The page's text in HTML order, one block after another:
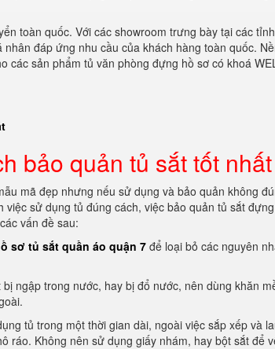
toàn quốc. Với các showroom trưng bày tại các
đáp ứng nhu cầu của khách hàng toàn quốc.
các sản phẩm tủ văn phòng đựng hồ sơ có khoá
bảo quản tủ sắt tốt nhất
mã đẹp nhưng nếu sử dụng và bảo quản không
việc sử dụng tủ đúng cách, việc bảo quản tủ sắt
vấn đề sau:
sơ tủ sắt quần áo quận 7 để loại bỏ các nguyên
ngập trong nước, hay bị đổ nước, nên dùng khăn
tủ trong một thời gian dài, ngoài việc sắp xếp và
ráo. Không nên sử dụng giấy nhám, hay bột sắt để